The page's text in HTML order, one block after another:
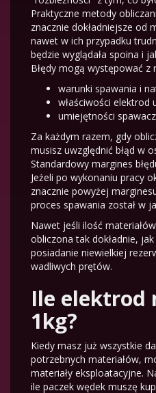
Praktyczne metody
znacznie dokładniejsze od
nawet w ich przypadku
będzie wyglądała spoina i
Błędy mogą występować z
warunki spawania i
właściwości elektrod
umiejętności
Za każdym razem, gdy
musisz uwzględnić błąd w
Standardowy margines
Jeżeli po wykonaniu pracy
znacznie powyżej
proces spawania został w
Nawet jeśli ilość
obliczona tak dokładnie,
posiadanie niewielkiej
wadliwych prętów.
Ile elektrod
1kg?
Kiedy masz już wszystkie
potrzebnych materiałów,
materiały eksploatacyjne.
ile paczek wędek muszę